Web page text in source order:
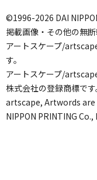
©1996-2026 DAI
掲載画像・その他の無
アートスケープ/
す。
アートスケープ/
株式会社の登録商標です
artscape, Artwords
NIPPON PRINTING Co.,